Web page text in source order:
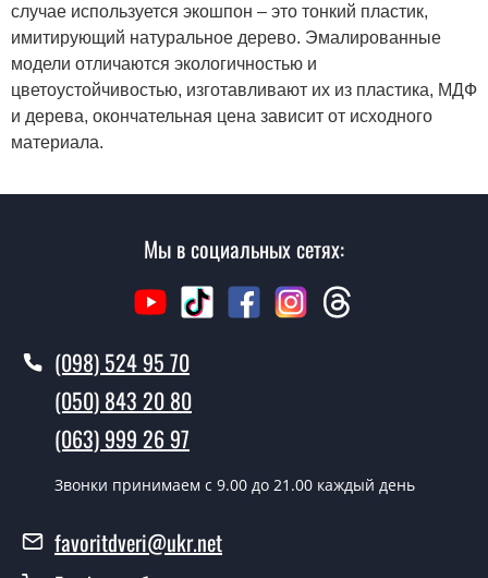
случае используется экошпон – это тонкий пластик,
имитирующий натуральное дерево. Эмалированные
модели отличаются экологичностью и
цветоустойчивостью, изготавливают их из пластика, МДФ
и дерева, окончательная цена зависит от исходного
материала.
Мы в социальных сетях:
(098) 524 95 70
(050) 843 20 80
(063) 999 26 97
Звонки принимаем c 9.00 до 21.00 каждый день
favoritdveri@ukr.net